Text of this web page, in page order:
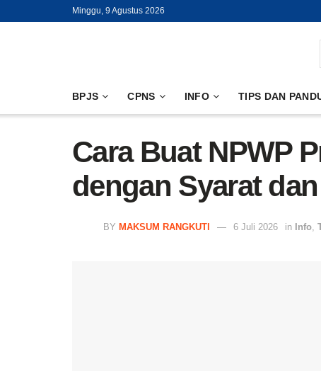
Minggu, 9 Agustus 2026
BPJS CPNS INFO TIPS DAN
Cara Buat NPWP
dengan Syarat
BY MAKSUM RANGKUTI 6 Juli 2026 in Info